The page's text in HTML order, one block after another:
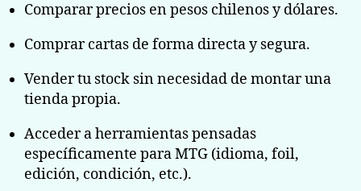
Comparar precios en pesos chilenos y dólares.
Comprar cartas de forma directa y segura.
Vender tu stock sin necesidad de montar una
tienda propia.
Acceder a herramientas pensadas
específicamente para MTG (idioma, foil,
edición, condición, etc.).